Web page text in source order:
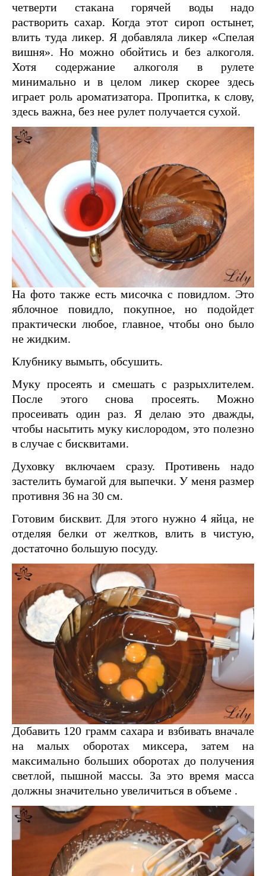
четверти стакана горячей воды надо
растворить сахар. Когда этот сироп остынет,
влить туда ликер. Я добавляла ликер «Спелая
вишня». Но можно обойтись и без алкоголя.
Хотя содержание алкоголя в рулете
минимально и в целом ликер скорее здесь
играет роль ароматизатора. Пропитка, к слову,
здесь важна, без нее рулет получается сухой.
На фото также есть мисочка с повидлом. Это
яблочное повидло, покупное, но подойдет
практически любое, главное, чтобы оно было
не жидким.
Клубнику вымыть, обсушить.
Муку просеять и смешать с разрыхлителем.
После этого снова просеять. Можно
просеивать один раз. Я делаю это дважды,
чтобы насытить муку кислородом, это полезно
в случае с бисквитами.
Духовку включаем сразу. Противень надо
застелить бумагой для выпечки. У меня размер
противня 36 на 30 см.
Готовим бисквит. Для этого нужно 4 яйца, не
отделяя белки от желтков, влить в чистую,
достаточно большую посуду.
Добавить 120 грамм сахара и взбивать вначале
на малых оборотах миксера, затем на
максимально больших оборотах до получения
светлой, пышной массы. За это время масса
должны значительно увеличиться в объеме .